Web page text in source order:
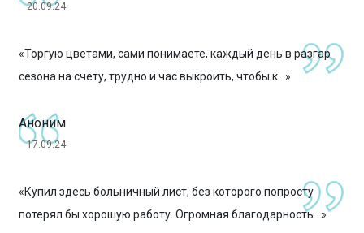
20.09.24
«Торгую цветами, сами понимаете, каждый день в разгар
сезона на счету, трудно и час выкроить, чтобы к...»
Аноним
17.09.24
«Купил здесь больничный лист, без которого попросту
потерял бы хорошую работу. Огромная благодарность...»